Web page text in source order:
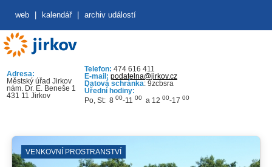
web kalendář archiv událostí
Adresa:
Městský úřad Jirkov
nám. Dr. E. Beneše 1
431 11 Jirkov
Telefon: 474 616 411
E-mail: podatelna@jirkov.cz
Datová schránka: 9zcbsra
Úřední hodiny:
Po, St: 8 00-11 00 a 12 00-17 00
VENKOVNÍ PROSTRANSTVÍ